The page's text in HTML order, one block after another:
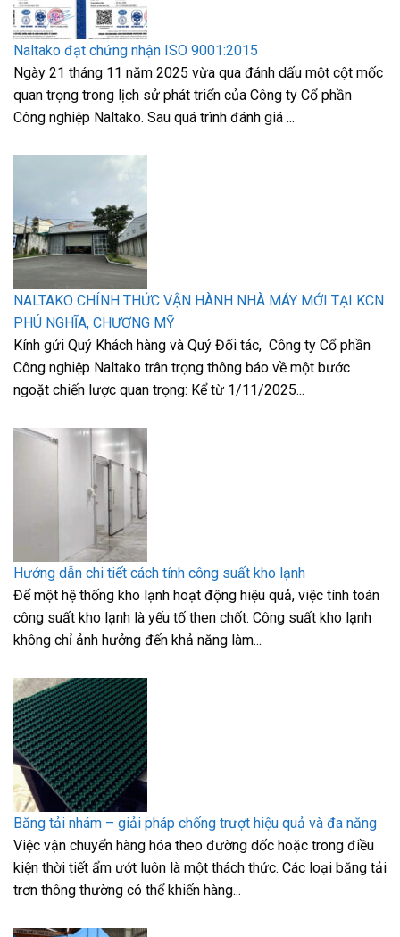
Naltako đạt chứng nhận ISO 9001:2015
Ngày 21 tháng 11 năm 2025 vừa qua đánh dấu một cột mốc
quan trọng trong lịch sử phát triển của Công ty Cổ phần
Công nghiệp Naltako. Sau quá trình đánh giá ...
NALTAKO CHÍNH THỨC VẬN HÀNH NHÀ MÁY MỚI TẠI KCN
PHÚ NGHĨA, CHƯƠNG MỸ
Kính gửi Quý Khách hàng và Quý Đối tác, Công ty Cổ phần
Công nghiệp Naltako trân trọng thông báo về một bước
ngoặt chiến lược quan trọng: Kể từ 1/11/2025...
Hướng dẫn chi tiết cách tính công suất kho lạnh
Để một hệ thống kho lạnh hoạt động hiệu quả, việc tính toán
công suất kho lạnh là yếu tố then chốt. Công suất kho lạnh
không chỉ ảnh hưởng đến khả năng làm...
Băng tải nhám – giải pháp chống trượt hiệu quả và đa năng
Việc vận chuyển hàng hóa theo đường dốc hoặc trong điều
kiện thời tiết ẩm ướt luôn là một thách thức. Các loại băng tải
trơn thông thường có thể khiến hàng...